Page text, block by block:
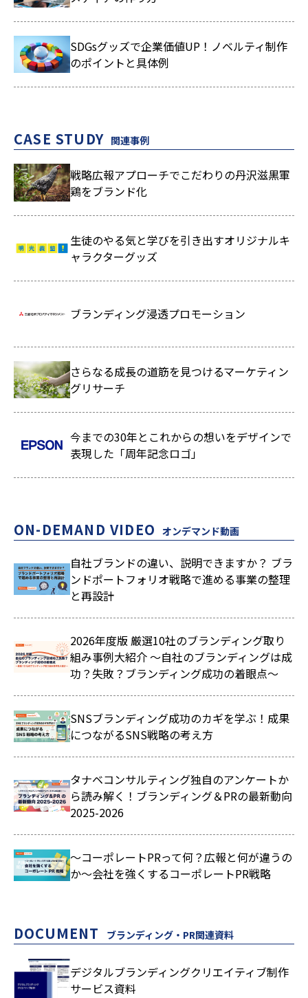
SDGsグッズで企業価値UP！ノベルティ制作
のポイントと具体例
CASE STUDY 関連事例
戦略広報アプローチでこだわりの丹沢滋黒軍
鶏をブランド化
生徒のやる気と学びを引き出すオリジナルキ
ャラクターグッズ
ブランディング浸透プロモーション
さらなる成長の道筋を見つけるマーケティン
グリサーチ
今までの30年とこれからの想いをデザインで
表現した「周年記念ロゴ」
ON-DEMAND VIDEO オンデマンド動画
自社ブランドの違い、説明できますか？ ブラ
ンドポートフォリオ戦略で進める事業の整理
と再設計
2026年度版 厳選10社のブランディング取り
組み事例大紹介 ～自社のブランディングは成
功？失敗？ブランディング成功の着眼点～
SNSブランディング成功のカギを学ぶ！成果
につながるSNS戦略の考え方
タナベコンサルティング独自のアンケートか
ら読み解く！ブランディング＆PRの最新動向
2025-2026
～コーポレートPRって何？広報と何が違うの
か～会社を強くするコーポレートPR戦略
DOCUMENT ブランディング・PR関連資料
デジタルブランディングクリエイティブ制作
サービス資料